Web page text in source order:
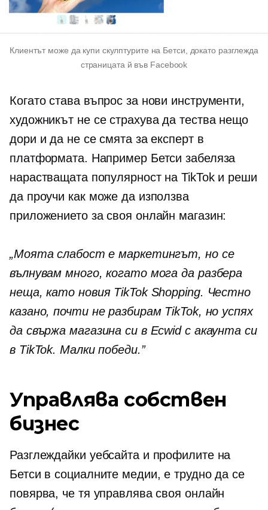
Клиентът може да купи скулптурите на Бетси, докато разглежда
страницата й във Facebook
Когато става въпрос за нови инструменти,
художникът не се страхува да тества нещо
дори и да не се смята за експерт в
платформата. Например Бетси забеляза
нарастващата популярност на TikTok и реши
да проучи как може да използва
приложението за своя онлайн магазин:
„Моята слабост е маркетингът, но се
вълнувам много, когато мога да разбера
неща, като новия TikTok Shopping. Честно
казано, почти не разбирам TikTok, но успях
да свържа магазина си в Ecwid с акаунта си
в TikTok. Малки победи.”
Управлява собствен
бизнес
Разглеждайки уебсайта и профилите на
Бетси в социалните медии, е трудно да се
повярва, че тя управлява своя онлайн